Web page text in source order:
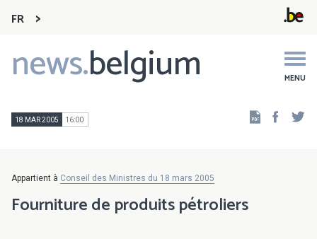
FR
news.belgium MENU
Main
navigation
18 MAR 2005 16:00
Appartient à Conseil des Ministres du 18 mars 2005
Fourniture de produits pétroliers